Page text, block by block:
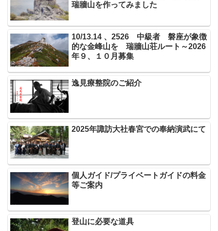
瑞牆山を作ってみました
10/13.14 、2526 中級者 磐座が象徴
的な金峰山を 瑞牆山荘ルート～2026
年９、１０月募集
逸見療整院のご紹介
2025年諏訪大社春宮での奉納演武にて
個人ガイド/プライベートガイドの料金
等ご案内
登山に必要な道具